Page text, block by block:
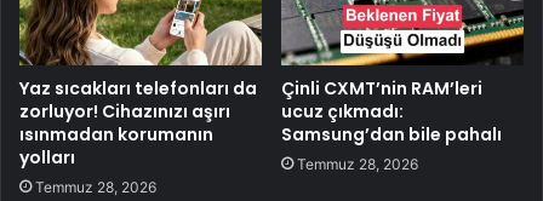
Yaz sıcakları telefonları da
zorluyor! Cihazınızı aşırı
ısınmadan korumanın
yolları
Temmuz 28, 2026
Çinli CXMT’nin RAM’leri
ucuz çıkmadı:
Samsung’dan bile pahalı
Temmuz 28, 2026